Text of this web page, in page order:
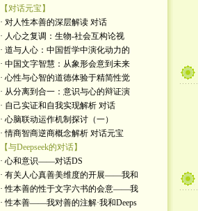
【对话元宝】
· 对人性本善的深层解读 对话
· 人心之复调：生物-社会互构论视
· 道与人心：中国哲学中演化动力的
· 中国文字智慧：从象形会意到未来
· 心性与心智的道德体验于精简性觉
· 从分离到合一：意识与心的辩证演
· 自己实证和自我实现解析 对话
· 心脑联动运作机制探讨（一）
· 情商智商逆商概念解析 对话元宝
【与Deepseek的对话】
· 心和意识——对话DS
· 有关人心真善美维度的开展——我和
· 性本善的性于文字六书的会意——我
· 性本善——我对善的注解·我和Deeps